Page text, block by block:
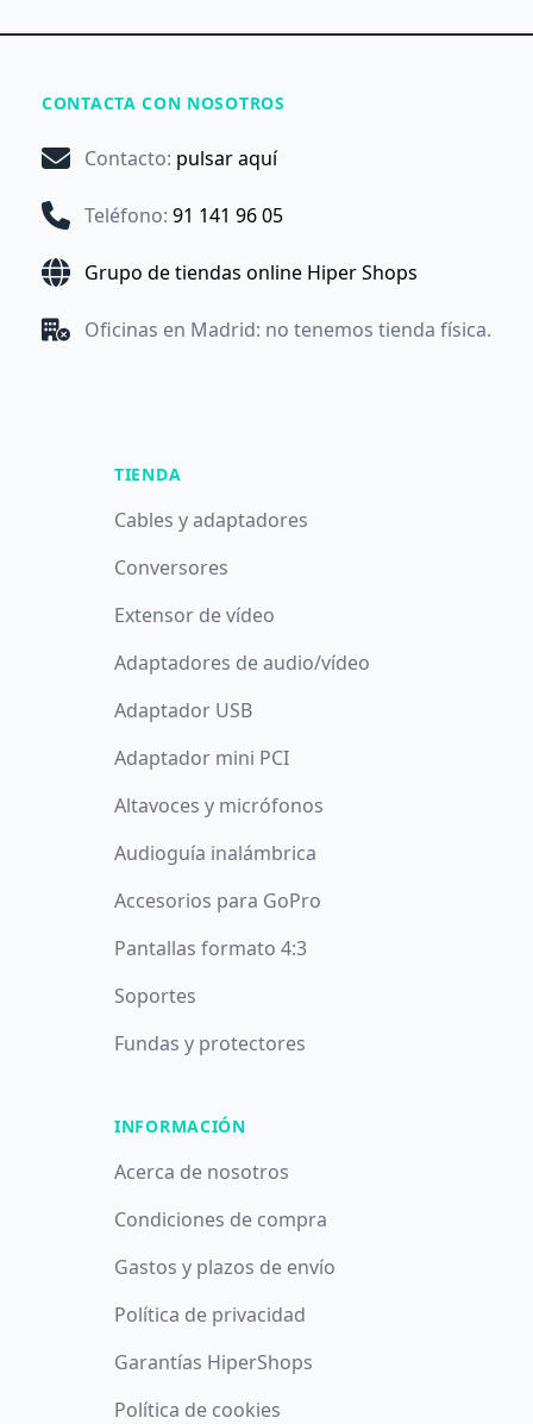
CONTACTA CON NOSOTROS
Contacto: pulsar aquí
Teléfono: 91 141 96 05
Grupo de tiendas online Hiper Shops
Oficinas en Madrid: no tenemos tienda física.
TIENDA
Cables y adaptadores
Conversores
Extensor de vídeo
Adaptadores de audio/vídeo
Adaptador USB
Adaptador mini PCI
Altavoces y micrófonos
Audioguía inalámbrica
Accesorios para GoPro
Pantallas formato 4:3
Soportes
Fundas y protectores
INFORMACIÓN
Acerca de nosotros
Condiciones de compra
Gastos y plazos de envío
Política de privacidad
Garantías HiperShops
Política de cookies
Utilizamos cookies propias y de terceros con fines analíticos y